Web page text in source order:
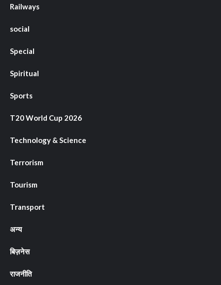
Railways
social
Special
Spiritual
Sports
T20 World Cup 2026
Technology & Science
Terrorism
Tourism
Transport
अन्य
बिज़नेस
राजनीति